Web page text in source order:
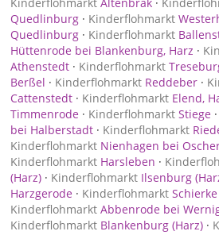
Quedlinburg · Kinderflohmarkt
Quedlinburg · Kinderflohmarkt
Hüttenrode bei Blankenburg, Harz ·
Athenstedt · Kinderflohmarkt
Berßel · Kinderflohmarkt Reddeber ·
Cattenstedt · Kinderflohmarkt Elend,
Timmenrode · Kinderflohmarkt Stiege ·
bei Halberstadt · Kinderflohmarkt
Kinderflohmarkt Nienhagen bei
Kinderflohmarkt Harsleben ·
(Harz) · Kinderflohmarkt Ilsenburg
Harzgerode · Kinderflohmarkt
Kinderflohmarkt Abbenrode bei
Kinderflohmarkt Blankenburg (Harz) ·